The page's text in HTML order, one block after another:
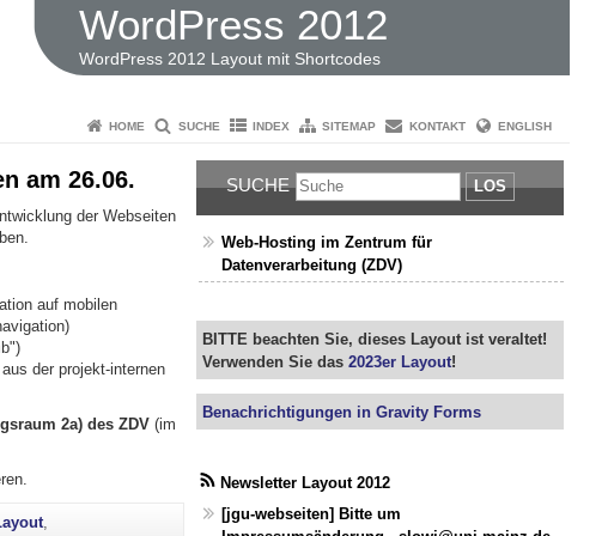
WordPress 2012
WordPress 2012 Layout mit Shortcodes
HOME SUCHE INDEX SITEMAP KONTAKT ENGLISH
am 26.06.
der Webseiten
auf mobilen
der projekt-internen
2a) des ZDV (im
SUCHE LOS
Web-Hosting im Zentrum für
Datenverarbeitung (ZDV)
BITTE beachten Sie, dieses Layout ist veraltet!
Verwenden Sie das2023er Layout!
Benachrichtigungen in Gravity Forms
Newsletter Layout 2012
[jgu-webseiten] Bitte um